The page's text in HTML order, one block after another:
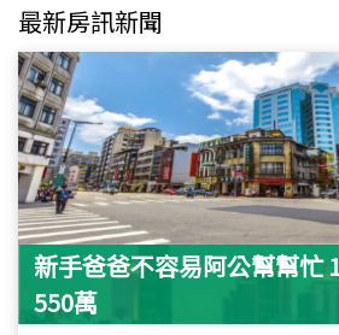
最新房訊新聞
新手爸爸不容易阿公幫幫忙
550萬